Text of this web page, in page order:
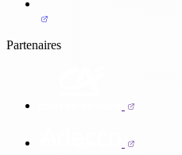
Partenaires